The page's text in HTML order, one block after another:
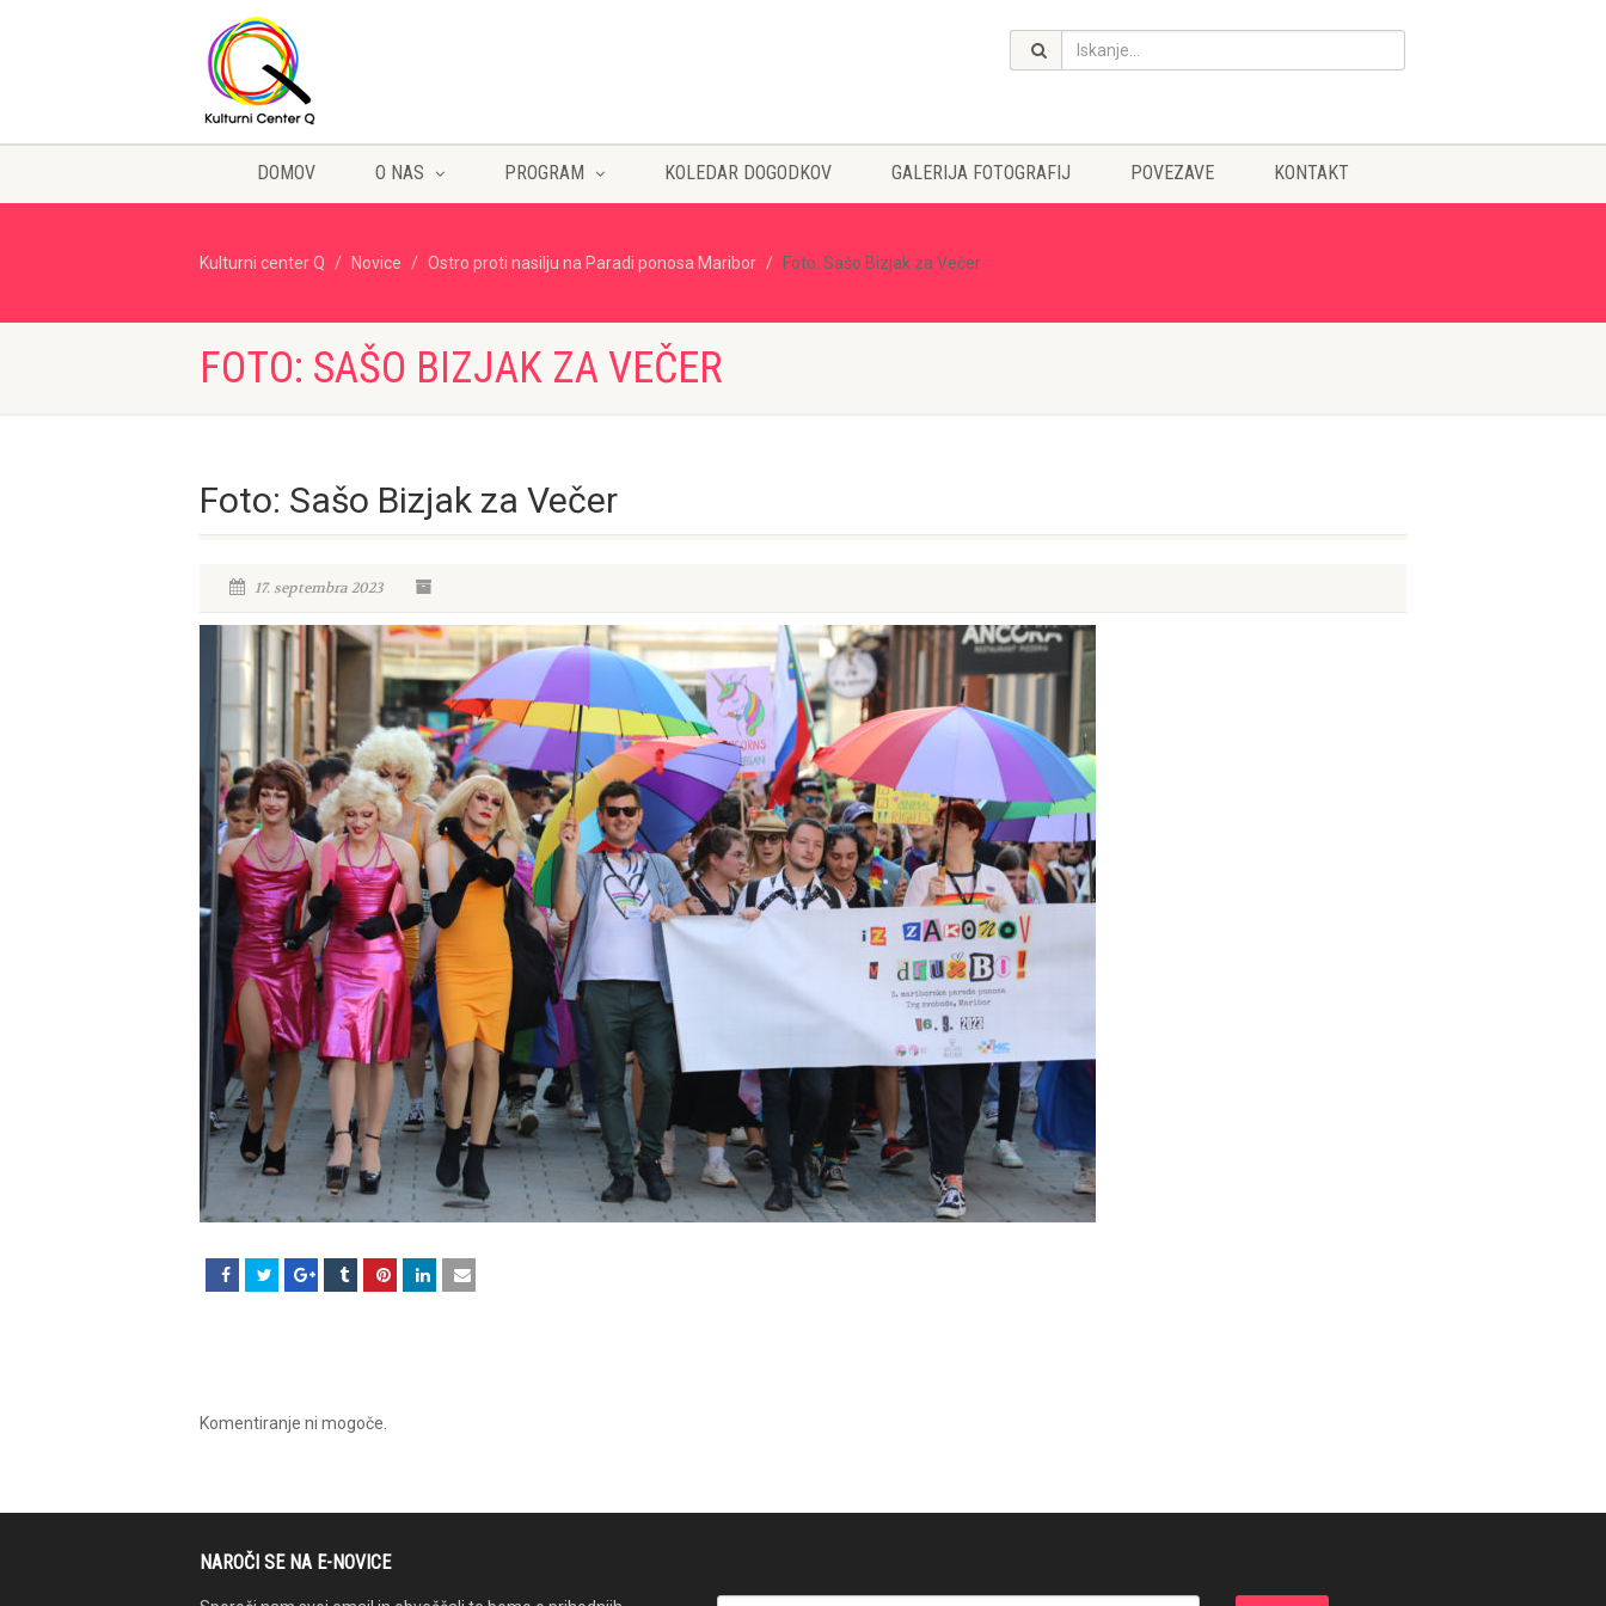
DOMOV O NAS PROGRAM KOLEDAR DOGODKOV GALERIJA FOTOGRAFIJ POVEZAVE KONTAKT
Kulturni center Q Novice Ostro proti nasilju na Paradi ponosa Maribor Foto: Sašo Bizjak za Večer
FOTO: SAŠO BIZJAK ZA VEČER
Foto: Sašo Bizjak za Večer
17. septembra 2023
Komentiranje ni mogoče.
NAROČI SE NA E-NOVICE